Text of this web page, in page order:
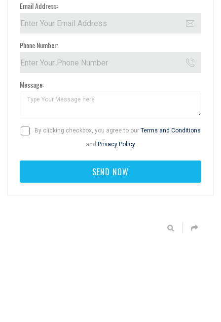
Email Address:
Phone Number:
Message:
By clicking checkbox, you agree to our Terms and Conditions
and Privacy Policy